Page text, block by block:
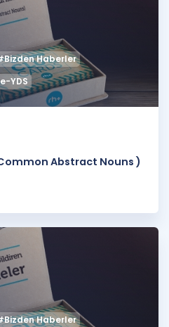
Haberler
YDS
Abstract Nouns )
Haberler